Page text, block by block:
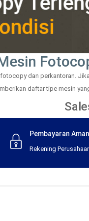
dan perkantoran.
daftar tipe mesin
Pembayaran Aman
Rekening